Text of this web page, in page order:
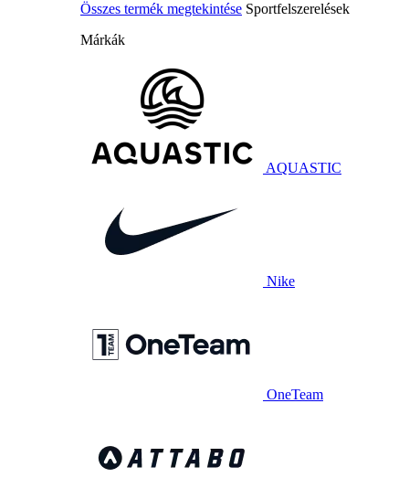
Összes termék megtekintése Sportfelszerelések
Márkák
AQUASTIC
Nike
OneTeam